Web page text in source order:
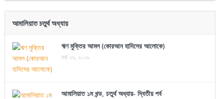
আমালিয়াত চতুর্থ অধ্যায়
ঋণ মুক্তির আমল (কোরআন হাদিসের আলোকে)
মার্চ ২৯, ২০১৯
আমালিয়াত ১ম খন্ড, চতুর্থ অধ্যায়- দ্বিতীয় পর্ব